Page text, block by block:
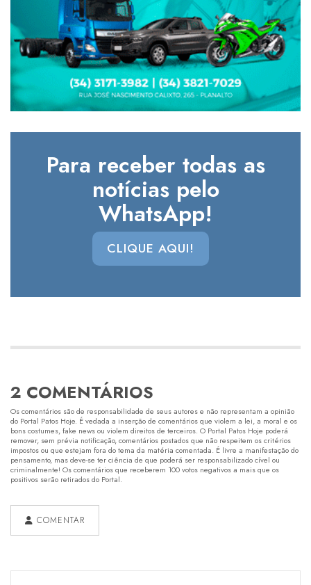
Para receber todas as
notícias pelo
WhatsApp!
CLIQUE AQUI!
2 COMENTÁRIOS
Os comentários são de responsabilidade de seus autores e não representam a opinião
do Portal Patos Hoje. É vedada a inserção de comentários que violem a lei, a moral e os
bons costumes, fake news ou violem direitos de terceiros. O Portal Patos Hoje poderá
remover, sem prévia notificação, comentários postados que não respeitem os critérios
impostos ou que estejam fora do tema da matéria comentada. É livre a manifestação do
pensamento, mas deve-se ter ciência de que poderá ser responsabilizado cível ou
criminalmente! Os comentários que receberem 100 votos negativos a mais que os
positivos serão retirados do Portal.
COMENTAR